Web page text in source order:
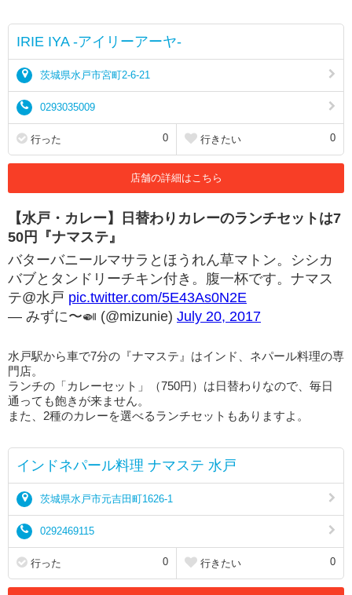
IRIE IYA -アイリーアーヤ-
茨城県水戸市宮町2-6-21
0293035009
行った 0 行きたい 0
店舗の詳細はこちら
【水戸・カレー】日替わりカレーのランチセットは7
50円『ナマステ』
バターバニールマサラとほうれん草マトン。シシカ
バブとタンドリーチキン付き。腹一杯です。ナマス
テ@水戸 pic.twitter.com/5E43As0N2E
— みずに〜🍛 (@mizunie) July 20, 2017
水戸駅から車で7分の『ナマステ』はインド、ネパール料理の専
門店。
ランチの「カレーセット」（750円）は日替わりなので、毎日
通っても飽きが来ません。
また、2種のカレーを選べるランチセットもありますよ。
インドネパール料理 ナマステ 水戸
茨城県水戸市元吉田町1626-1
0292469115
行った 0 行きたい 0